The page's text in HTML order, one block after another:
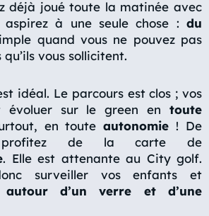
déjà joué toute la matinée avec
à une seule chose : du
quand vous ne pouvez pas
vous sollicitent.
idéal. Le parcours est clos ; vos
évoluer sur le green
en toute
en touteautonomie ! De
de la carte de
. Elle est attenante au City golf.
surveiller vos enfants et
autour d’un verre et d’une